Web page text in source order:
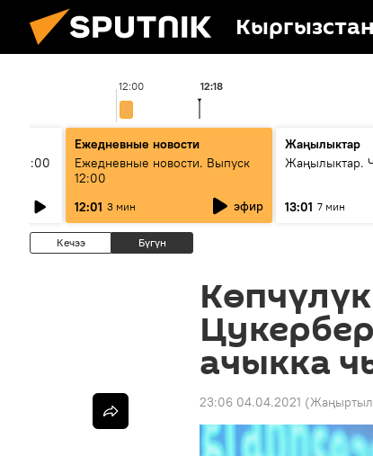
Кыргызстан
12:00 12:18
11:00
Ежедневные новости
Ежедневные новости. Выпуск
12:00
12:01 3 мин эфир
Жаңылыктар
Жаңылыктар.
13:01 7 мин
Кечээ Бүгүн
ачыкка
23:06 04.04.2021